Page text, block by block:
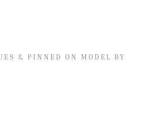
& PINNED ON MODEL BY